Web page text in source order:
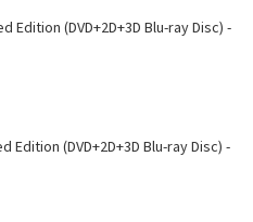
Edition (DVD+2D+3D Blu-ray Disc) -